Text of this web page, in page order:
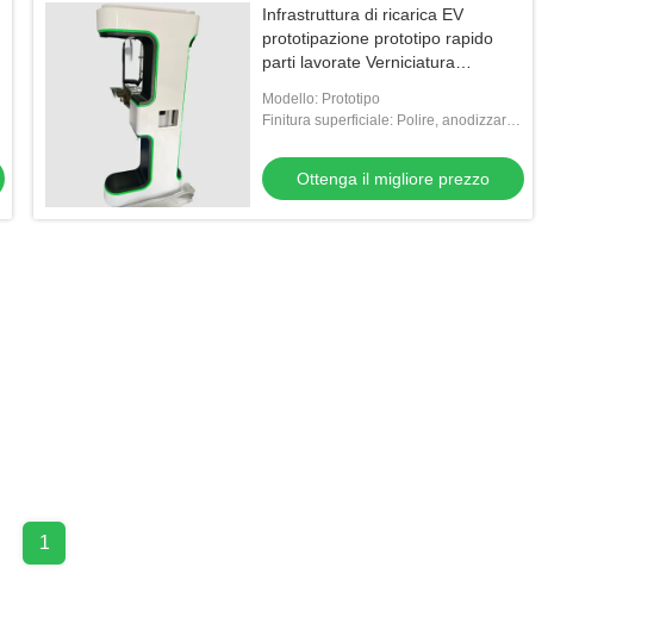
Infrastruttura di ricarica EV
prototipazione prototipo rapido
parti lavorate Verniciatura
Modello: Prototipo
Finitura superficiale: Polire, anodizzare,
Ottenga il migliore prezzo
1